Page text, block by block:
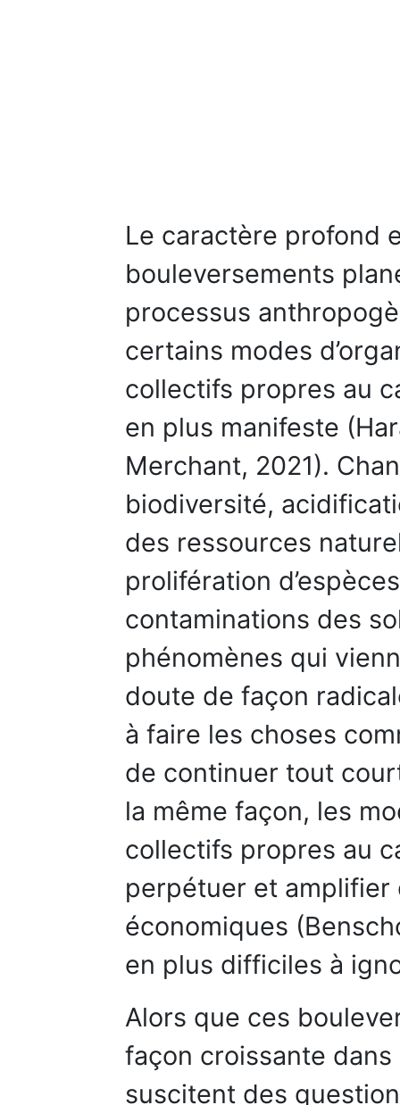
Le caractère profond
bouleversements
processus
certains modes
collectifs propres au
en plus manifeste
Merchant, 2021).
biodiversité,
des ressources
prolifération
contaminations des
phénomènes qui
doute de façon
à faire les choses
de continuer tout
la même façon, les
collectifs propres au
perpétuer et amplifier
économiques
en plus difficiles à
Alors que ces
façon croissante
suscitent des